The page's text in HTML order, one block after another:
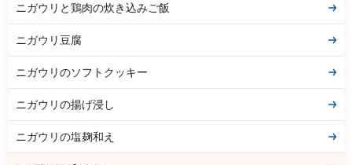
ニガウリと鶏肉の炊き込みご飯
ニガウリ豆腐
ニガウリのソフトクッキー
ニガウリの揚げ浸し
ニガウリの塩麹和え